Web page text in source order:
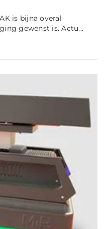
is bijna overal
gewenst is. Actu...